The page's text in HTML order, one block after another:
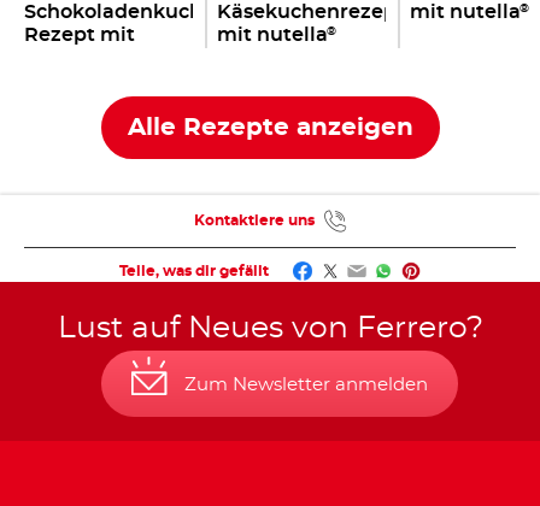
Schokoladenkuchen
Rezept mit
Käsekuchenrezept
mit nutella®
mit nutella®
Alle Rezepte anzeigen
Teile, was dir gefällt Facebook
Twitter
EmailWhatsApp
Pinterest
Kontaktiere uns
Lust auf Neues von Ferrero?
Zum Newsletter anmelden